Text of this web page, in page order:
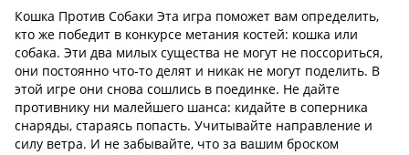
Кошка Против Собаки Эта игра поможет вам определить,
кто же победит в конкурсе метания костей: кошка или
собака. Эти два милых существа не могут не поссориться,
они постоянно что-то делят и никак не могут поделить. В
этой игре они снова сошлись в поединке. Не дайте
противнику ни малейшего шанса: кидайте в соперника
снаряды, стараясь попасть. Учитывайте направление и
силу ветра. И не забывайте, что за вашим броском